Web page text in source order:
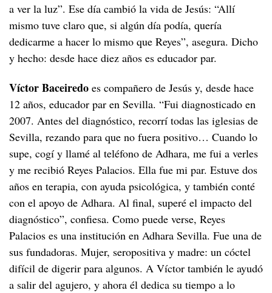
a ver la luz”. Ese día cambió la vida de Jesús: “Allí
mismo tuve claro que, si algún día podía, quería
dedicarme a hacer lo mismo que Reyes”, asegura. Dicho
y hecho: desde hace diez años es educador par.
Víctor Baceiredo es compañero de Jesús y, desde hace
12 años, educador par en Sevilla. “Fui diagnosticado en
2007. Antes del diagnóstico, recorrí todas las iglesias de
Sevilla, rezando para que no fuera positivo… Cuando lo
supe, cogí y llamé al teléfono de Adhara, me fui a verles
y me recibió Reyes Palacios. Ella fue mi par. Estuve dos
años en terapia, con ayuda psicológica, y también conté
con el apoyo de Adhara. Al final, superé el impacto del
diagnóstico”, confiesa. Como puede verse, Reyes
Palacios es una institución en Adhara Sevilla. Fue una de
sus fundadoras. Mujer, seropositiva y madre: un cóctel
difícil de digerir para algunos. A Víctor también le ayudó
a salir del agujero, y ahora él dedica su tiempo a lo